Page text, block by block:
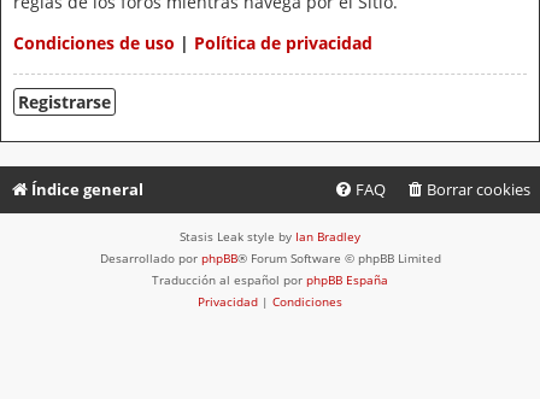
Condiciones de uso | Política de privacidad
Registrarse
Índice general Borrar cookies
FAQ
Stasis Leak style by Ian Bradley
Desarrollado por phpBB® Forum Software © phpBB Limited
Traducción al español por phpBB España
Privacidad | Condiciones